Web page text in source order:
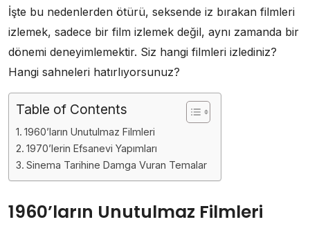
İşte bu nedenlerden ötürü, seksende iz bırakan filmleri
izlemek, sadece bir film izlemek değil, aynı zamanda bir
dönemi deneyimlemektir. Siz hangi filmleri izlediniz?
Hangi sahneleri hatırlıyorsunuz?
Table of Contents
1960’ların Unutulmaz Filmleri
1970’lerin Efsanevi Yapımları
Sinema Tarihine Damga Vuran Temalar
1960’ların Unutulmaz Filmleri